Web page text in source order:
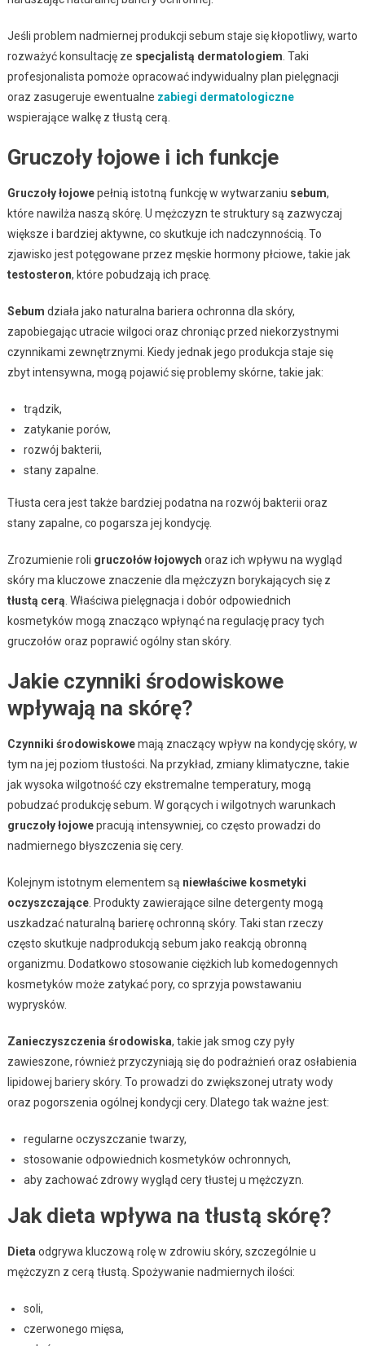
Jeśli problem nadmiernej produkcji sebum staje się kłopotliwy, warto
rozważyć konsultację ze specjalistą dermatologiem . Taki
profesjonalista pomoże opracować indywidualny plan pielęgnacji
oraz zasugeruje ewentualne zabiegi dermatologiczne
wspierające walkę z tłustą cerą.
Gruczoły łojowe i ich funkcje
Gruczoły łojowepełnią istotną funkcję w wytwarzaniu sebum,
które nawilża naszą skórę. U mężczyzn te struktury są zazwyczaj
większe i bardziej aktywne, co skutkuje ich nadczynnością. To
zjawisko jest potęgowane przez męskie hormony płciowe, takie jak
testosteron, które pobudzają ich pracę.
Sebum działa jako naturalna bariera ochronna dla skóry,
zapobiegając utracie wilgoci oraz chroniąc przed niekorzystnymi
czynnikami zewnętrznymi. Kiedy jednak jego produkcja staje się
zbyt intensywna, mogą pojawić się problemy skórne, takie jak:
trądzik,
zatykanie porów,
rozwój bakterii,
stany zapalne.
Tłusta cera jest także bardziej podatna na rozwój bakterii oraz
stany zapalne, co pogarsza jej kondycję.
Zrozumienie roli gruczołów łojowych oraz ich wpływu na wygląd
skóry ma kluczowe znaczenie dla mężczyzn borykających się z
tłustą cerą . Właściwa pielęgnacja i dobór odpowiednich
kosmetyków mogą znacząco wpłynąć na regulację pracy tych
gruczołów oraz poprawić ogólny stan skóry.
Jakie czynniki środowiskowe
wpływają na skórę?
Czynniki środowiskowemają znaczący wpływ na kondycję skóry, w
tym na jej poziom tłustości. Na przykład, zmiany klimatyczne, takie
jak wysoka wilgotność czy ekstremalne temperatury, mogą
pobudzać produkcję sebum. W gorących i wilgotnych warunkach
gruczoły łojowepracują intensywniej, co często prowadzi do
nadmiernego błyszczenia się cery.
Kolejnym istotnym elementem są niewłaściwe kosmetyki
oczyszczające. Produkty zawierające silne detergenty mogą
uszkadzać naturalną barierę ochronną skóry. Taki stan rzeczy
często skutkuje nadprodukcją sebum jako reakcją obronną
organizmu. Dodatkowo stosowanie ciężkich lub komedogennych
kosmetyków może zatykać pory, co sprzyja powstawaniu
wyprysków.
Zanieczyszczenia środowiska, takie jak smog czy pyły
zawieszone, również przyczyniają się do podrażnień oraz osłabienia
lipidowej bariery skóry. To prowadzi do zwiększonej utraty wody
oraz pogorszenia ogólnej kondycji cery. Dlatego tak ważne jest:
regularne oczyszczanie twarzy,
stosowanie odpowiednich kosmetyków ochronnych,
aby zachować zdrowy wygląd cery tłustej u mężczyzn.
Jak dieta wpływa na tłustą skórę?
Dieta odgrywa kluczową rolę w zdrowiu skóry, szczególnie u
mężczyzn z cerą tłustą. Spożywanie nadmiernych ilości:
soli,
czerwonego mięsa,